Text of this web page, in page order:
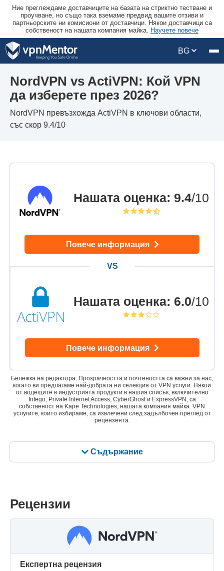
Ние преглеждаме доставчиците на базата на стриктно тестване и
проучване, но също така вземаме предвид вашите отзиви и
партньорските ни комисиони от доставчици. Някои доставчици са
собственост на нашата компания майка. Научете повече
BG
NordVPN vs ActiVPN: Кой VPN
да изберете през 2026?
NordVPN превъзхожда ActiVPN в ключови области,
със скор 9.4/10
Съдържание
Нашата оценка: 9.4/10
Повече информация
Нашата оценка: 6.0/10
Повече информация
Бележка на редактора: Прозрачността и почтеността са важни за нас,
когато ви предлагаме най-добрата ни селекция от VPN услуги. Някои
от водещите в индустрията продукти в нашия списък, включително
Intego, Private Internet Access, CyberGhost и ExpressVPN, са
собственост на Kape Technologies, нашата компания майка. VPN
услугите, които избираме, са извлечени след задълбочен преглед от
рецензента.
Рецензии
Eкспертна рецензия